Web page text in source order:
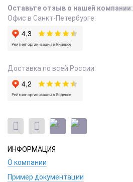
Оставьте отзыв о нашей компании:
Офис в Санкт-Петербурге:
Доставка по всей России:
ИНФОРМАЦИЯ
О компании
Пример документации